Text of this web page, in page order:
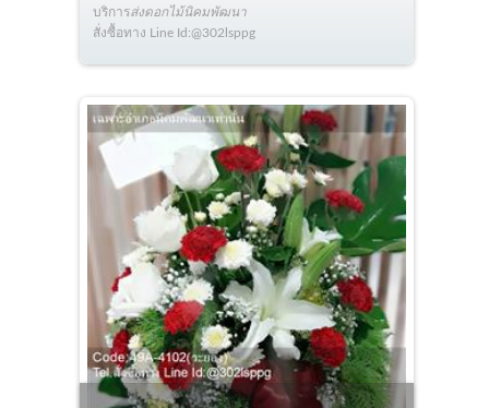
บริการส่งดอกไม้นิคมพัฒนา
สั่งซื้อทาง Line Id:@302lsppg